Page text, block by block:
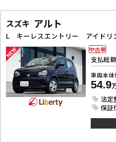
スズキ アルト
支払総
車両本体
54.9
法定
保証
中古車